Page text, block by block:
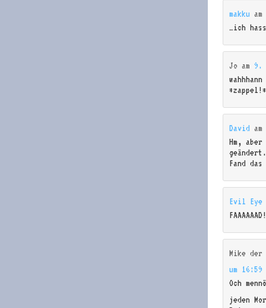
makku am
…ich
Jo am 9.
*zappel!*
David am
Hm,
Fand
Evil
Mike
um 16:59
Och
jeden